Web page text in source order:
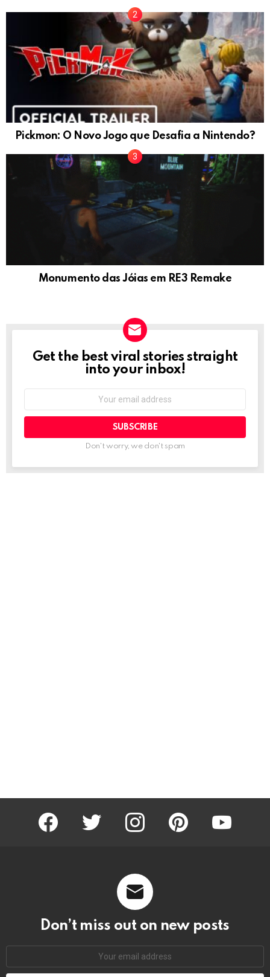
Pickmon: O Novo Jogo que Desafia a Nintendo?
Monumento das Jóias em RE3 Remake
NEWSLETTER
Get the best viral stories straight
into your inbox!
Don't worry, we don't spam
facebook twitter instagram pinterest youtube
Don’t miss out on new posts